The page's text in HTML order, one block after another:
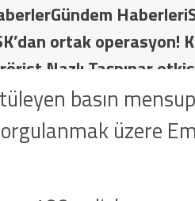
ortak operasyon!
Nazlı Taşpınar
MİT ve TSK’dan
terörist Nazlı
.
basın
üzere